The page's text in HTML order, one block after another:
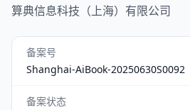
算典信息科技（上海）有限公司
备案号
Shanghai-AiBook-20250630S0092
备案状态